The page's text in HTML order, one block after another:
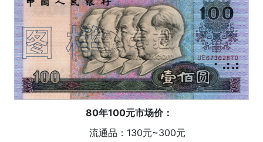
80年100元市场价：
流通品：130元~300元